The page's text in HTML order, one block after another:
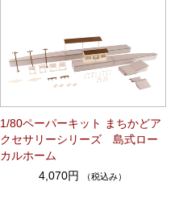
1/80ペーパーキット まちかどア
クセサリーシリーズ 島式ロー
カルホーム
4,070円
（税込み）